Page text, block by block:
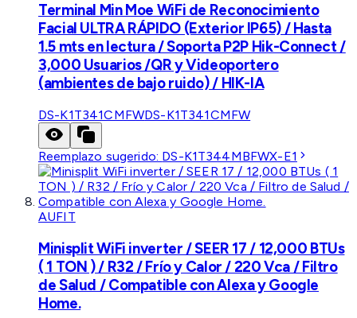
Terminal Min Moe WiFi de Reconocimiento
Facial ULTRA RÁPIDO (Exterior IP65) / Hasta
1.5 mts en lectura / Soporta P2P Hik-Connect /
3,000 Usuarios /QR y Videoportero
(ambientes de bajo ruido) / HIK-IA
DS-K1T341CMFWDS-K1T341CMFW
Reemplazo sugerido: DS-K1T344MBFWX-E1
AUFIT
Minisplit WiFi inverter / SEER 17 / 12,000 BTUs
( 1 TON ) / R32 / Frío y Calor / 220 Vca / Filtro
de Salud / Compatible con Alexa y Google
Home.